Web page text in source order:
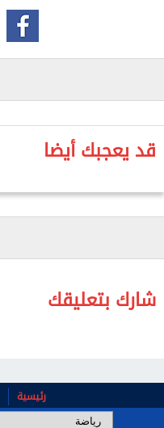
عام 2029، حيث أن
أهداف، وقدّم 10 تمريرات حاسمة.
قد يعجبك أيضا
شارك بتعليقك
رئيسية